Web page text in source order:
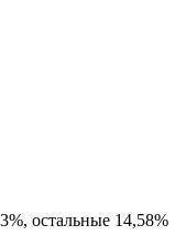
остальные 14,58%